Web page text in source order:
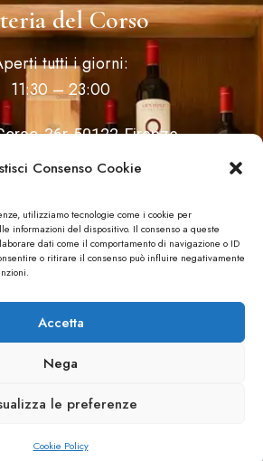
Consenso Cookie
utilizziamo tecnologie come i cookie per
informazioni del dispositivo. Il consenso a queste
dati come il comportamento di navigazione o ID
o ritirare il consenso può influire negativamente
Accetta
Nega
le preferenze
Cookie Policy
del Corso
tutti i giorni:
11:30 – 23:00
36r, 50122, Firenze
+39 389 008 9175
+39 055 214 247
IN GOOGLE MAPS